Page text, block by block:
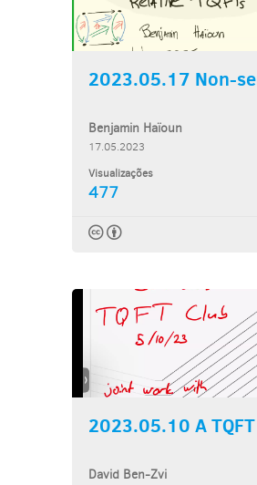
Benjamin Haïoun
17.05.2023
Visualizações
477
David Ben-Zvi